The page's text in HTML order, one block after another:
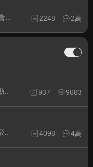
HD相關好站推薦，480p中級會員以上限定 2248 2萬
937 9683
4098 4萬